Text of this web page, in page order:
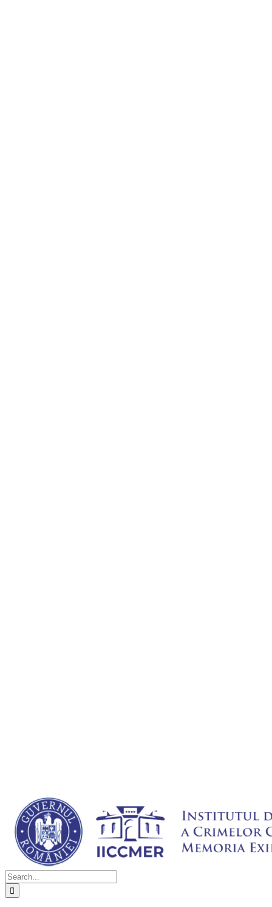
Search
for: